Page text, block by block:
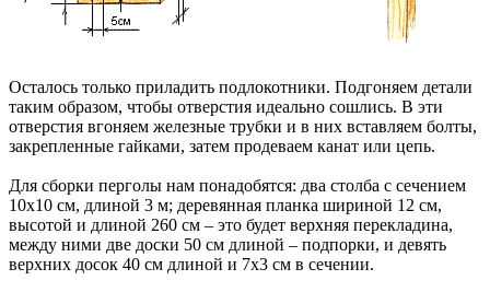
Осталось только приладить подлокотники. Подгоняем детали
таким образом, чтобы отверстия идеально сошлись. В эти
отверстия вгоняем железные трубки и в них вставляем болты,
закрепленные гайками, затем продеваем канат или цепь.
Для сборки перголы нам понадобятся: два столба с сечением
10х10 см, длиной 3 м; деревянная планка шириной 12 см,
высотой и длиной 260 см – это будет верхняя перекладина,
между ними две доски 50 см длиной – подпорки, и девять
верхних досок 40 см длиной и 7х3 см в сечении.